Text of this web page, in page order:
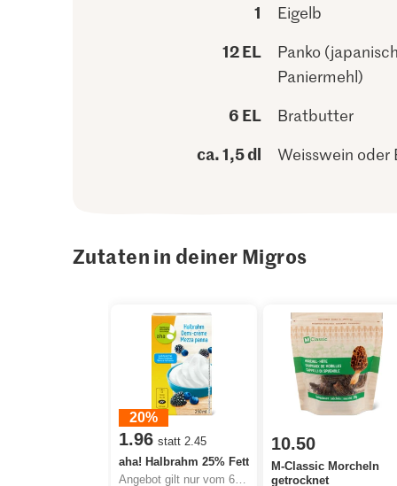
1 Eigelb
12 EL
Panko
Paniermehl)
6 EL Bratbutter
ca. 1,5 dl Weisswein oder
Zutaten in deiner Migros
20%
1.96 statt 2.45
aha! Halbrahm 25% Fett
Angebot gilt nur vom 6.8. bis 12.8.2026, solange Vorrat.
10.50
M-Classic Morcheln
getrocknet